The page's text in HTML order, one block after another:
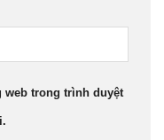
web trong trình duyệt